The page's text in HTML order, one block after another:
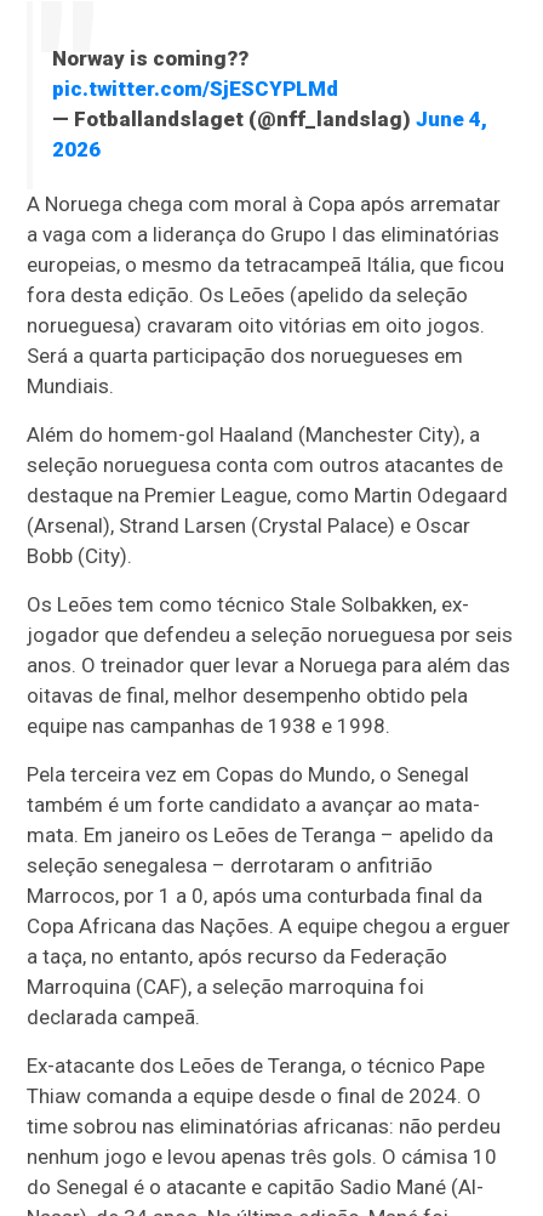
Norway is coming??
pic.twitter.com/SjESCYPLMd
— Fotballandslaget (@nff_landslag) June 4,
2026
A Noruega chega com moral à Copa após arrematar
a vaga com a liderança do Grupo I das eliminatórias
europeias, o mesmo da tetracampeã Itália, que ficou
fora desta edição. Os Leões (apelido da seleção
norueguesa) cravaram oito vitórias em oito jogos.
Será a quarta participação dos noruegueses em
Mundiais.
Além do homem-gol Haaland (Manchester City), a
seleção norueguesa conta com outros atacantes de
destaque na Premier League, como Martin Odegaard
(Arsenal), Strand Larsen (Crystal Palace) e Oscar
Bobb (City).
Os Leões tem como técnico Stale Solbakken, ex-
jogador que defendeu a seleção norueguesa por seis
anos. O treinador quer levar a Noruega para além das
oitavas de final, melhor desempenho obtido pela
equipe nas campanhas de 1938 e 1998.
Pela terceira vez em Copas do Mundo, o Senegal
também é um forte candidato a avançar ao mata-
mata. Em janeiro os Leões de Teranga – apelido da
seleção senegalesa – derrotaram o anfitrião
Marrocos, por 1 a 0, após uma conturbada final da
Copa Africana das Nações. A equipe chegou a erguer
a taça, no entanto, após recurso da Federação
Marroquina (CAF), a seleção marroquina foi
declarada campeã.
Ex-atacante dos Leões de Teranga, o técnico Pape
Thiaw comanda a equipe desde o final de 2024. O
time sobrou nas eliminatórias africanas: não perdeu
nenhum jogo e levou apenas três gols. O cámisa 10
do Senegal é o atacante e capitão Sadio Mané (Al-